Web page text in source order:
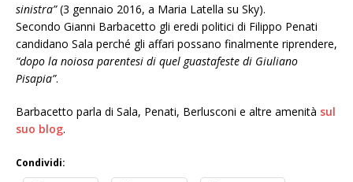
sinistra”(3 gennaio 2016, a Maria Latella su Sky).
Secondo Gianni Barbacetto gli eredi politici di Filippo Penati
candidano Sala perché gli affari possano finalmente riprendere,
“dopo la noiosa parentesi di quel guastafeste di Giuliano
Pisapia”.
Barbacetto parla di Sala, Penati, Berlusconi e altre amenità sul
suo blog.
Condividi: